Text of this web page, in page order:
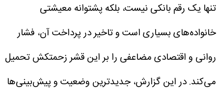
تنها یک رقم بانکی نیست، بلکه پشتوانه معیشتی
خانواده‌های بسیاری است و تاخیر در پرداخت آن، فشار
روانی و اقتصادی مضاعفی را بر این قشر زحمتکش تحمیل
می‌کند. در این گزارش، جدیدترین وضعیت و پیش‌بینی‌ها